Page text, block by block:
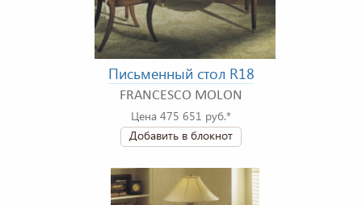
Письменный стол R18
FRANCESCO MOLON
Цена 475 651 руб.*
Добавить в блокнот